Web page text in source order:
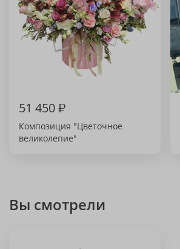
51 450₽
Композиция "Цветочное
великолепие"
Вы смотрели